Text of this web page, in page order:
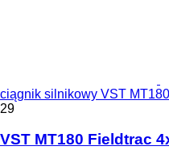
ciągnik silnikowy VST
29
VST MT180 Fieldtrac